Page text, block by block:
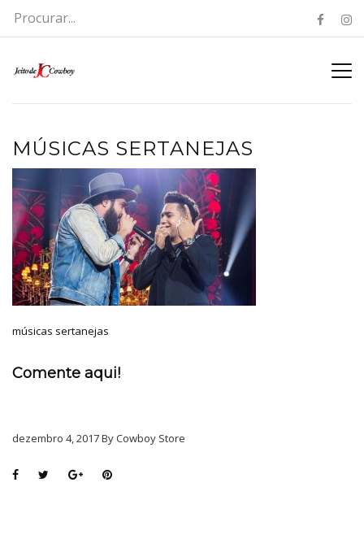
MÚSICAS SERTANEJAS
músicas sertanejas
Comente aqui!
dezembro 4, 2017 By Cowboy Store